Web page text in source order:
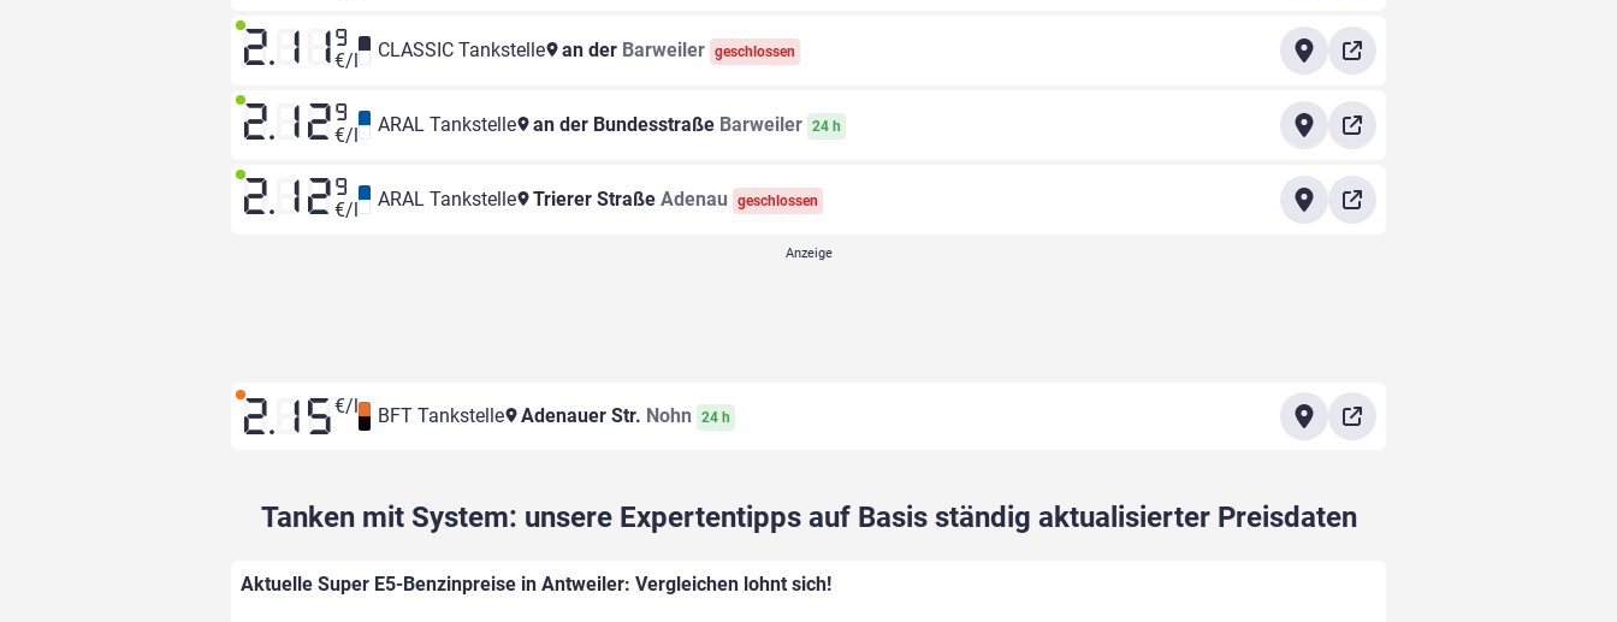
2.11 9
€/l CLASSIC Tankstelle an der Barweiler geschlossen
2.12 9
€/l ARAL Tankstelle an der Bundesstraße Barweiler 24 h
2.12 9
€/l ARAL Tankstelle Trierer Straße Adenau geschlossen
2.15€/l BFT Tankstelle Adenauer Str. Nohn 24 h
Tanken mit System: unsere Expertentipps auf Basis ständig aktualisierter Preisdaten
Aktuelle Super E5-Benzinpreise in Antweiler: Vergleichen lohnt sich!